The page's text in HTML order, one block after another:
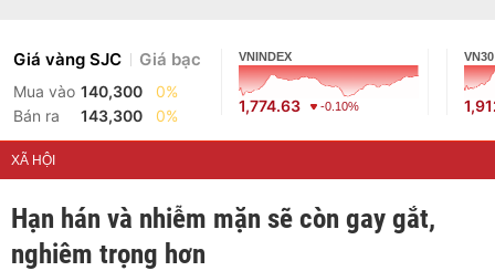
Giá vàng SJC Giá bạc
Mua vào 140,300
0%
Bán ra
143,300 0%
VNINDEX
1,774.63 -0.10%
VN30
XÃ HỘI
​Hạn hán và nhiễm mặn sẽ còn gay gắt,
nghiêm trọng hơn